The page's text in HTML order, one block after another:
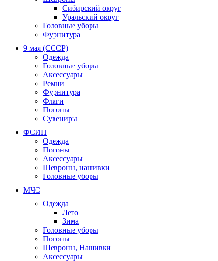
Сибирский округ
Уральский округ
Головные уборы
Фурнитура
9 мая (СССР)
Одежда
Головные уборы
Аксессуары
Ремни
Фурнитура
Флаги
Погоны
Сувениры
ФСИН
Одежда
Погоны
Аксессуары
Шевроны, нашивки
Головные уборы
МЧС
Одежда
Лето
Зима
Головные уборы
Погоны
Шевроны, Нашивки
Аксессуары